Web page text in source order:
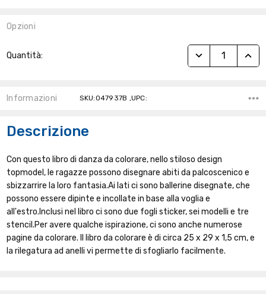
Opzioni
Attuale:
Quantità: RIDUCI
Informazioni SKU:047937B ,UPC:
Descrizione
Con questo libro di danza da colorare, nello stiloso design
topmodel, le ragazze possono disegnare abiti da palcoscenico e
sbizzarrire la loro fantasia.Ai lati ci sono ballerine disegnate, che
possono essere dipinte e incollate in base alla voglia e
all'estro.Inclusi nel libro ci sono due fogli sticker, sei modelli e tre
stencil.Per avere qualche ispirazione, ci sono anche numerose
pagine da colorare. Il libro da colorare è di circa 25 x 29 x 1,5 cm, e
la rilegatura ad anelli vi permette di sfogliarlo facilmente.